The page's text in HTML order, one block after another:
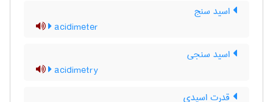
اسید سنج
acidimeter
اسید سنجی
acidimetry
قدرت اسیدی